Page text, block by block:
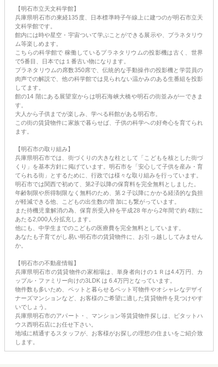
【明石市立天文科学館】
兵庫県明石市の東経135度、日本標準時子午線上に建つのが明石市立天
文科学館です。
館内には時や星空・宇宙ついて学ぶことができる展示や、プラネタリウ
ム等楽しめます。
こちらの科学館で 稼働しているプラネタリウムの投影機は古く、世界
で5番目、日本では１番古い物になります。
プラネタリウムの席数350席で、伝統的な手動操作の投影機と学芸員の
肉声での解説で、他の科学館では見られない温かみのある生番組を投影
してます。
館の14 階にある展望室からは明石海峡大橋や明石の街並みが一できま
す。
大人から子供までが楽しみ、学べる科館がある明石市。
この街の賃貸物件に家族で暮らせば、子供の科学への好奇心を育てられ
ます。
【明石市の取り組み】
兵庫県明石市では、街づくりの大きな柱として「こどもを核とした街づ
くり」を基本方針に掲げています。明石市を「安心して子供を産み・育
てられる街」とするために、行政では様々な取り組みを行っています。
明石市では関西で初めて、第2子以降の保育料を完全無料としました。
年齢制限や所得制限なく無料のため、第２子以降にかかる経済的な負担
が軽減できる他、こどもの出生数の増 加にも繋がっています。
また待機児童解消の為、保育所受入枠を平成28 年から2年間で約 4割に
あたる2,000人分拡充します。
他にも、中学生までのこどもの医療費を完全無料としています。
あなたも子育てがし易い明石市の賃貸物件に、お引っ越ししてみません
か。
【明石市の不動産情報】
兵庫県明石市の賃貸物件の家相場は、単身者向けの１Ｒは4.4万円、カ
ップル・ファミリー向けの3LDK は 6.4万円となっています。
物件数も多いため、ペットと暮らせるペット可物件やオシャレなデザイ
ナーズマンションなど、お客様のご希望に適した賃貸物件を見つけやす
いでしょう。
兵庫県明石市のアパート・、マンション等賃貸物件探しは、ピタットハ
ウス西明石店にお任せ下さい。
地域に精通するスタッフが、お客様がお探しの理想の住まいをご紹介致
します。